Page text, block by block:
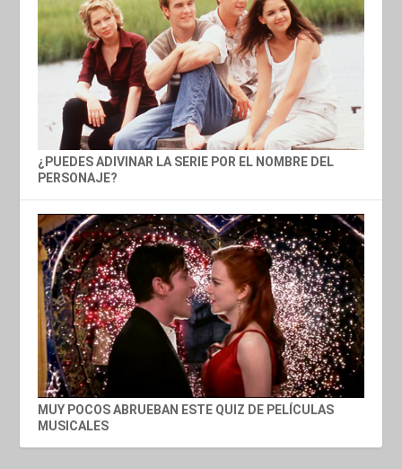
¿PUEDES ADIVINAR LA SERIE POR EL NOMBRE DEL
PERSONAJE?
MUY POCOS ABRUEBAN ESTE QUIZ DE PELÍCULAS
MUSICALES